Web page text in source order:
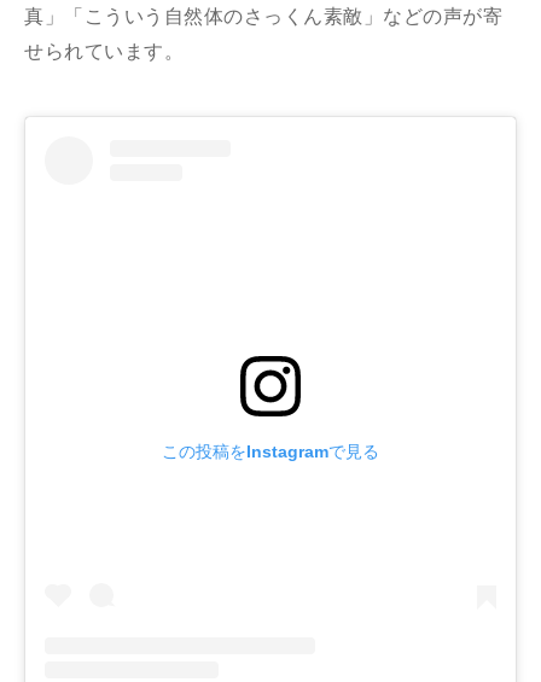
真」「こういう自然体のさっくん素敵」などの声が寄
せられています。
この投稿をInstagramで見る